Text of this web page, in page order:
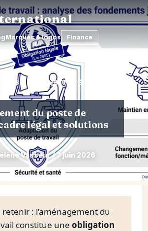
Marques & logos Finance
& PRODUCTIVITÉ
du poste de
légal et solutions
Vasseur / 7 juin 2026
retenir : l’aménagement du
constitue une obligation